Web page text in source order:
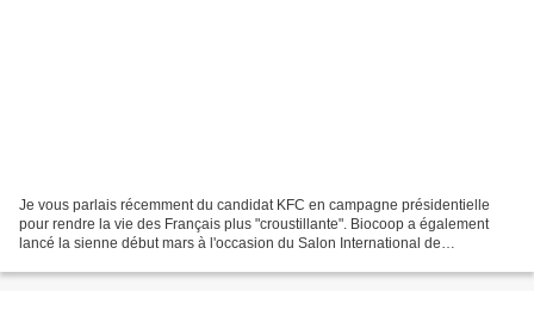
Je vous parlais récemment du candidat KFC en campagne présidentielle
pour rendre la vie des Français plus "croustillante". Biocoop a également
lancé la sienne début mars à l'occasion du Salon International de